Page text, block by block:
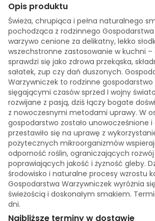
Opis produktu
Świeża, chrupiąca i pełna naturalnego
pochodząca z rodzinnego Gospodarstwa
warzywo cenione za delikatny, lekko
wszechstronne zastosowanie w kuchni –
sprawdzi się jako zdrowa przekąska,
sałatek, zup czy dań duszonych.
Warzywniczek to rodzinne
sięgającymi czasów sprzed I wojny
rozwijane z pasją, dziś łączy bogate
z nowoczesnymi metodami uprawy. W
gospodarstwo zostało unowocześnione i
przestawiło się na uprawę z
pożytecznych mikroorganizmów
odporność roślin, ograniczających
poprawiających jakość i żyzność gleby.
środowisko i naturalne procesy wzrostu
Gospodarstwa Warzywniczek wyróżnia
świeżością i doskonałym smakiem.
dni.
Najbliższe terminy w dostawie